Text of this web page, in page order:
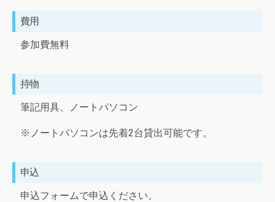
費用
参加費無料
持物
筆記用具、ノートパソコン
※ノートパソコンは先着2台貸出可能です。
申込
申込フォームで申込ください。